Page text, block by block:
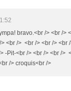
bravo.<br /> <br />
<br /> <br /> <br /> <br
-Pit-<br /> <br /> <br />
/> croquis<br />